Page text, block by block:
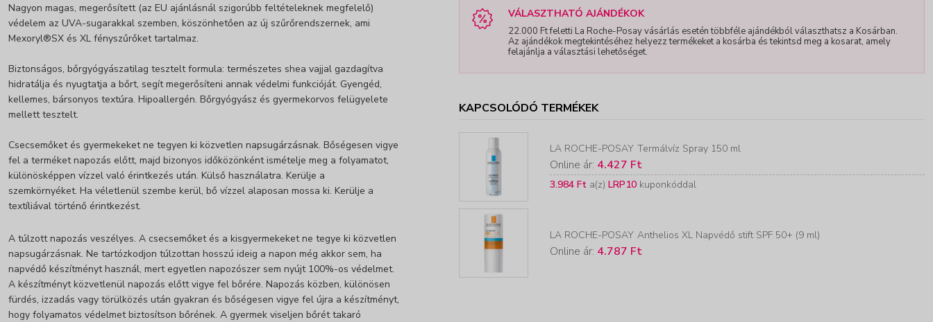
Nagyon magas, megerősített (az EU ajánlásnál szigorúbb feltételeknek megfelelő)
védelem az UVA-sugarakkal szemben, köszönhetően az új szűrőrendszernek, ami
Mexoryl®SX és XL fényszűrőket tartalmaz.
Biztonságos, bőrgyógyászatilag tesztelt formula: természetes shea vajjal gazdagítva
hidratálja és nyugtatja a bőrt, segít megerősíteni annak védelmi funkcióját. Gyengéd,
kellemes, bársonyos textúra. Hipoallergén. Bőrgyógyász és gyermekorvos felügyelete
mellett tesztelt.
Csecsemőket és gyermekeket ne tegyen ki közvetlen napsugárzásnak. Bőségesen vigye
fel a terméket napozás előtt, majd bizonyos időközönként ismételje meg a folyamatot,
különösképpen vízzel való érintkezés után. Külső használatra. Kerülje a
szemkörnyéket. Ha véletlenül szembe kerül, bő vízzel alaposan mossa ki. Kerülje a
textíliával történő érintkezést.
A túlzott napozás veszélyes. A csecsemőket és a kisgyermekeket ne tegye ki közvetlen
napsugárzásnak. Ne tartózkodjon túlzottan hosszú ideig a napon még akkor sem, ha
napvédő készítményt használ, mert egyetlen napozószer sem nyújt 100%-os védelmet.
A készítményt közvetlenül napozás előtt vigye fel bőrére. Napozás közben, különösen
fürdés, izzadás vagy törülközés után gyakran és bőségesen vigye fel újra a készítményt,
hogy folyamatos védelmet biztosítson bőrének. A gyermek viseljen bőrét takaró
VÁLASZTHATÓ AJÁNDÉKOK
22.000 Ft feletti La Roche-Posay vásárlás esetén többféle ajándékból választhatsz a Kosárban.
Az ajándékok megtekintéséhez helyezz termékeket a kosárba és tekintsd meg a kosarat, amely
felajánlja a választási lehetőséget.
KAPCSOLÓDÓ TERMÉKEK
LA ROCHE-POSAY Termálvíz Spray 150 ml
Online ár: 4.427 Ft
3.984 Ft a(z) LRP10 kuponkóddal
LA ROCHE-POSAY Anthelios XL Napvédő stift SPF 50+ (9 ml)
Online ár: 4.787 Ft